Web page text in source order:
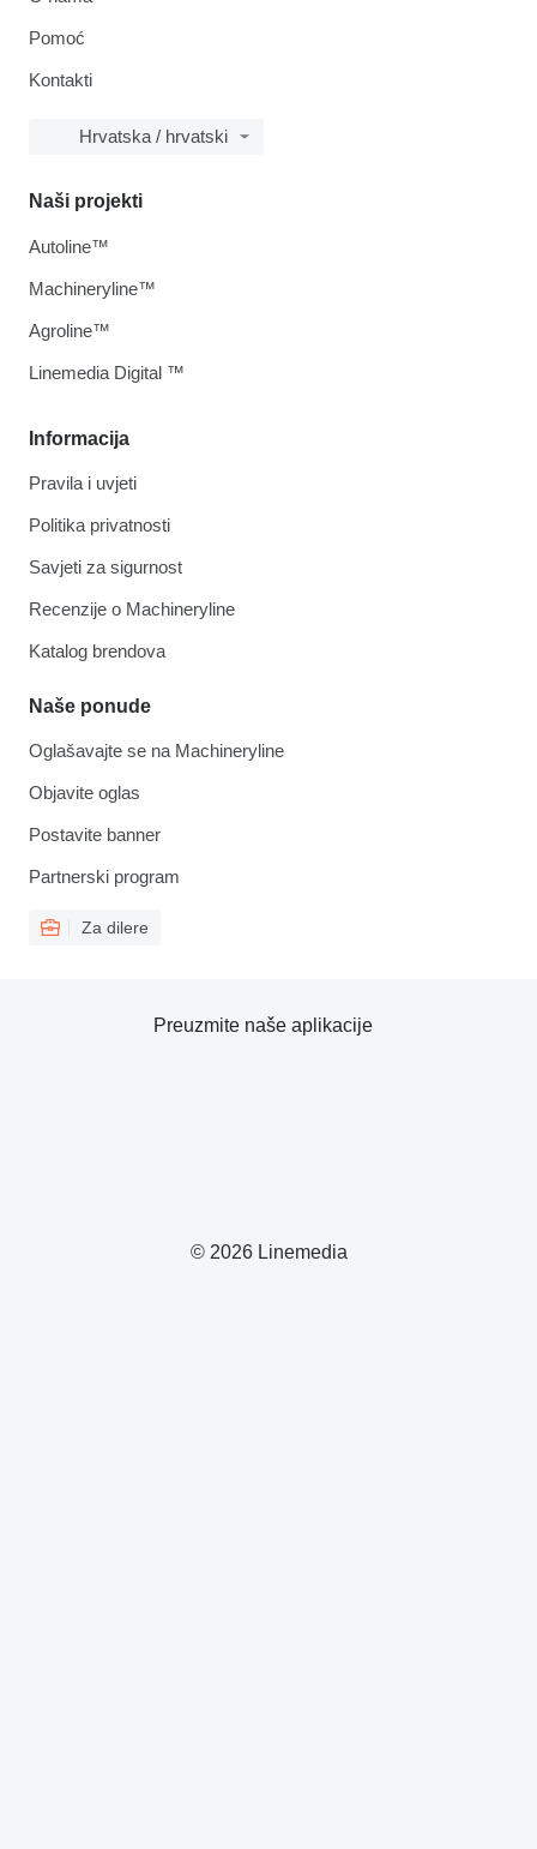
Pomoć
Kontakti
Hrvatska / hrvatski
Informacija
Pravila i uvjeti
Politika privatnosti
Savjeti za sigurnost
Recenzije o Machineryline
Katalog brendova
Naše ponude
Oglašavajte se na Machineryline
Objavite oglas
Postavite banner
Partnerski program
Za dilere
Naši projekti
Autoline™
Machineryline™
Agroline™
Linemedia Digital ™
© 2026 Linemedia
Preuzmite naše aplikacije